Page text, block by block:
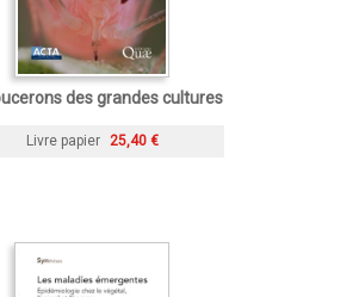
des grandes cultures
Livre papier 25,40 €